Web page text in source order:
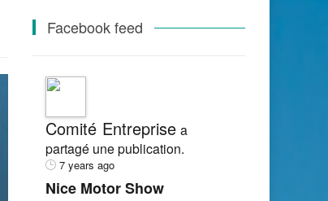
Facebook feed
Comité Entreprisea
partagé une publication.
7 years ago
Nice Motor Show